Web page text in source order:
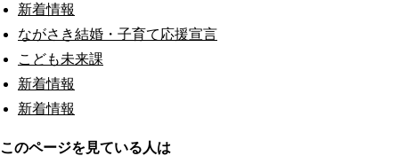
新着情報
ながさき結婚・子育て応援宣言
こども未来課
新着情報
新着情報
このページを見ている人は